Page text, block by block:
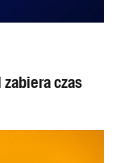
zabiera czas